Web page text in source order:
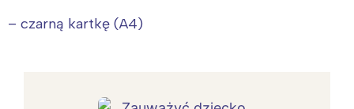
– czarną kartkę (A4)